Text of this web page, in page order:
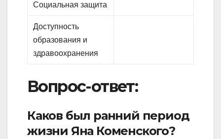
Социальная защита
Доступность
образования и
здравоохранения
Вопрос-ответ:
Каков был ранний период
жизни Яна Коменского?